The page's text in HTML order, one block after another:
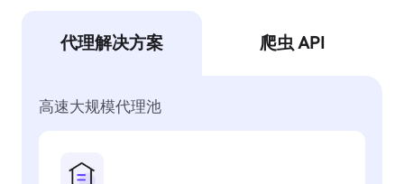
代理解决方案 爬虫 API
高速大规模代理池